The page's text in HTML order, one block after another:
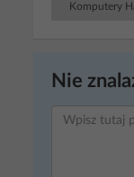
Komputery
Nie